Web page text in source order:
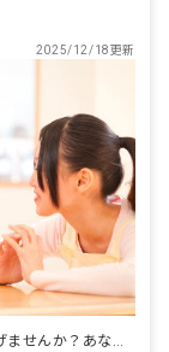
2025/12/18更新